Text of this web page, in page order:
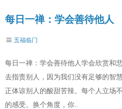
每日一禅：学会善待他人
五福临门
每日一禅：学会善待他人学会欣赏和
去指责别人，因为我们没有足够的智
正体谅别人的酸甜苦辣。每个人立场
的感受。换个角度，你..